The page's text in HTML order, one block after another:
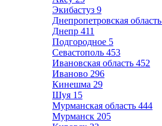
Экибастуз 9
Днепропетровская область
Днепр 411
Подгородное 5
Севастополь 453
Ивановская область 452
Иваново 296
Кинешма 29
Шуя 15
Мурманская область 444
Мурманск 205